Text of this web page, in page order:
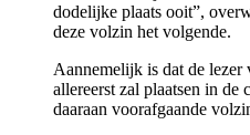
dodelijke plaats ooit”,
deze volzin het volgende.
Aannemelijk is dat de lezer
allereerst zal plaatsen in de
daaraan voorafgaande